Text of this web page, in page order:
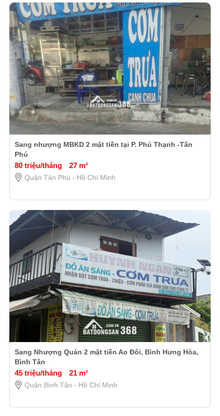
Sang nhượng MBKD 2 mặt tiền tại P. Phú Thạnh -Tân
Phú
80 triệu/tháng 27 m²
Quận Tân Phú - Hồ Chí Minh
Sang Nhượng Quán 2 mặt tiền Ao Đôi, Bình Hưng Hòa,
Bình Tân
45 triệu/tháng 21 m²
Quận Bình Tân - Hồ Chí Minh